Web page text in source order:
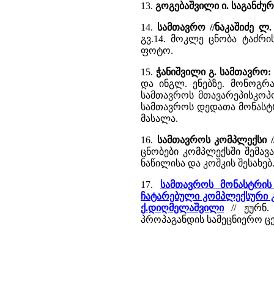
13. გოგებაშვილი ი.
14. სამთავრო //ნაკაშიძე
გვ.14. მოკლე ცნობა
ფოტო.
15. ჭანიშვილი გ.
და ინგლ. ენებზე.
სამთავროს
სამთავროს დედათა
მასალა.
16. სამთავროს კომპლექსი
ცნობები კომპლექსში
ნაწილისა და კოშკის
17. სამთავროს
ჩატარებული კომპლექსური
ქ.დიღმელაშვილი// ჟურნ.
პროპაგანდის სამეცნიერო